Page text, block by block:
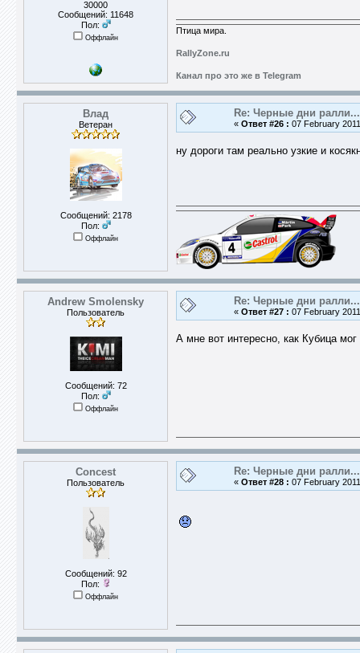
30000
Сообщений: 11648
Пол:
Оффлайн
Птица мира.
RallyZone.ru
Канал про это же в Telegram
Влад
Ветеран
Сообщений: 2178
Пол:
Оффлайн
Re: Черные дни ралли...
« Ответ #26 : 07 February
ну дороги там реально узкие и
Andrew Smolensky
Пользователь
Сообщений: 72
Пол:
Оффлайн
Re: Черные дни ралли...
« Ответ #27 : 07 February
А мне вот интересно, как Кубица
Concest
Пользователь
Сообщений: 92
Пол:
Оффлайн
Re: Черные дни ралли...
« Ответ #28 : 07 February